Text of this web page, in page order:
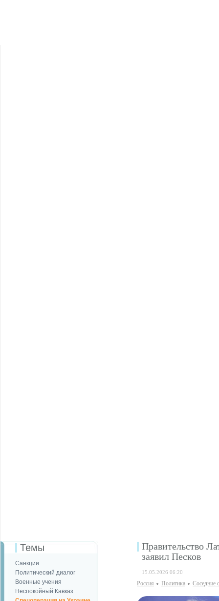
Темы
Санкции
Политический диалог
Военные учения
Неспокойный Кавказ
Правительство
заявил Песков
15.05.2026 06:20
Россия Политика Соседние